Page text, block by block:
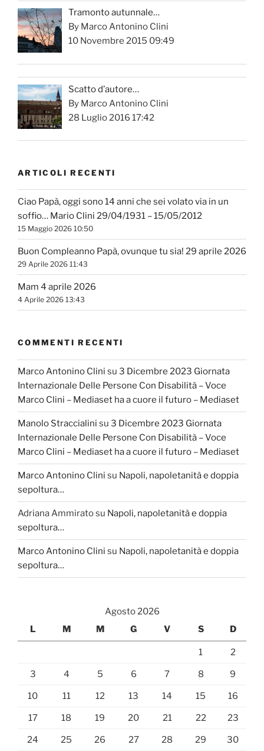
Tramonto autunnale…
By Marco Antonino Clini
10 Novembre 2015 09:49
Scatto d’autore…
By Marco Antonino Clini
28 Luglio 2016 17:42
ARTICOLI RECENTI
Ciao Papà, oggi sono 14 anni che sei volato via in un
soffio… Mario Clini 29/04/1931 – 15/05/2012
15 Maggio 2026 10:50
Buon Compleanno Papà, ovunque tu sia! 29 aprile 2026
29 Aprile 2026 11:43
Mam 4 aprile 2026
4 Aprile 2026 13:43
COMMENTI RECENTI
Marco Antonino Clini su 3 Dicembre 2023 Giornata
Internazionale Delle Persone Con Disabilità – Voce
Marco Clini – Mediaset ha a cuore il futuro – Mediaset
Manolo Straccialini su 3 Dicembre 2023 Giornata
Internazionale Delle Persone Con Disabilità – Voce
Marco Clini – Mediaset ha a cuore il futuro – Mediaset
Marco Antonino Clini su Napoli, napoletanità e doppia
sepoltura…
Adriana Ammiratosu Napoli, napoletanità e doppia
sepoltura…
Marco Antonino Clini su Napoli, napoletanità e doppia
sepoltura…
Agosto 2026
L
M M G V S D
1 2
3 4 5 6 7 8 9
10 11 12 13 14 15 16
17 18 19 20 21 22 23
24 25 26 27 28 29 30